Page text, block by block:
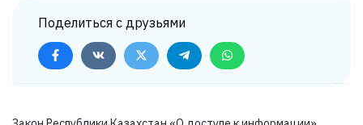
Поделиться с друзьями